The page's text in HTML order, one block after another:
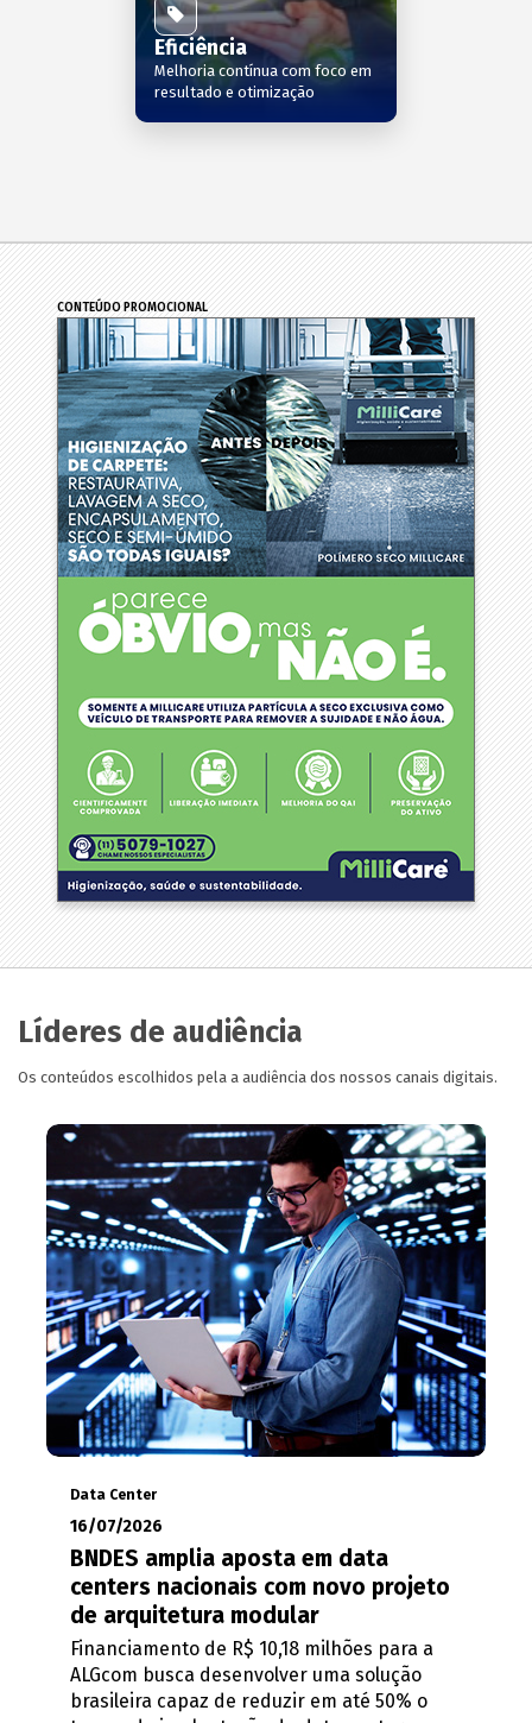
Eficiência
Melhoria contínua com foco em
resultado e otimização
CONTEÚDO PROMOCIONAL
Líderes de audiência
Os conteúdos escolhidos pela a audiência dos nossos canais digitais.
Data Center
16/07/2026
BNDES amplia aposta em data
centers nacionais com novo projeto
de arquitetura modular
Financiamento de R$ 10,18 milhões para a
ALGcom busca desenvolver uma solução
brasileira capaz de reduzir em até 50% o